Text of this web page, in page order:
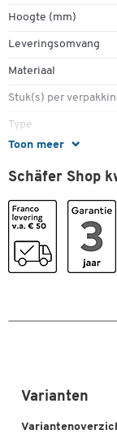
Toon meer
Hoogte (mm)
Leveringsomvang
Materiaal
Stuk(s) per
Type
Afmetingen
Breedte (mm)
Schäfer Shop
Varianten